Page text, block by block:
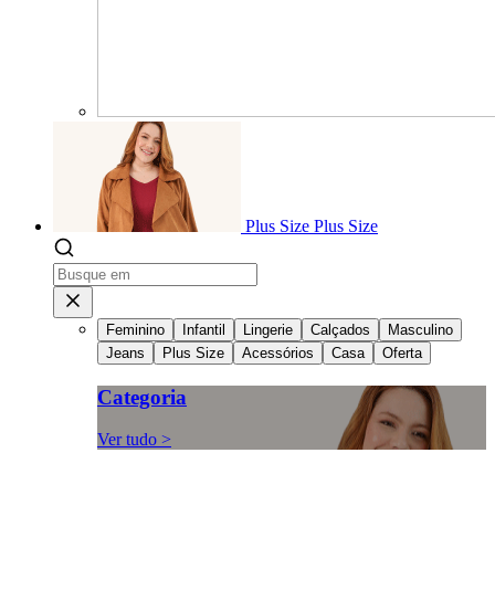
Plus Size Plus Size
Feminino Infantil Lingerie Calçados
Masculino
Jeans
Plus Size Acessórios Casa Oferta
Categoria
Ver tudo >